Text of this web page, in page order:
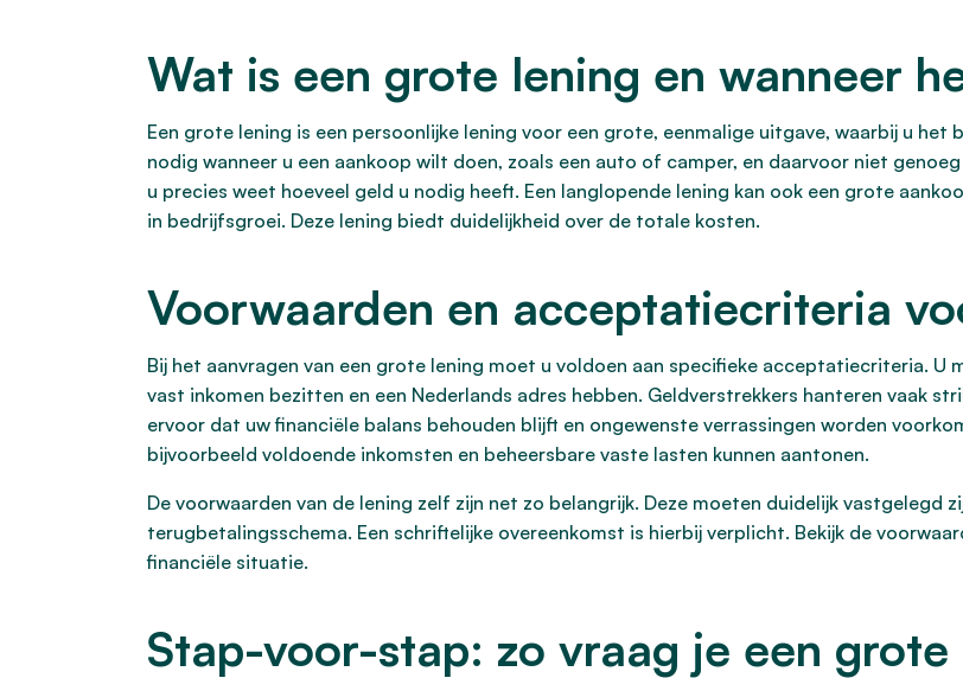
Wat is een grote lening en wanneer
Een grote lening is een persoonlijke lening voor een grote, eenmalige uitgave, waarbij u het
nodig wanneer u een aankoop wilt doen, zoals een auto of camper, en daarvoor niet
u precies weet hoeveel geld u nodig heeft. Een langlopende lening kan ook een grote
in bedrijfsgroei. Deze lening biedt duidelijkheid over de totale kosten.
Voorwaarden en acceptatiecriteria
Bij het aanvragen van een grote lening moet u voldoen aan specifieke acceptatiecriteria. U
vast inkomen bezitten en een Nederlands adres hebben. Geldverstrekkers hanteren vaak
ervoor dat uw financiële balans behouden blijft en ongewenste verrassingen worden
bijvoorbeeld voldoende inkomsten en beheersbare vaste lasten kunnen aantonen.
De voorwaarden van de lening zelf zijn net zo belangrijk. Deze moeten duidelijk vastgelegd
terugbetalingsschema. Een schriftelijke overeenkomst is hierbij verplicht. Bekijk de
financiële situatie.
Stap-voor-stap: zo vraag je een grote